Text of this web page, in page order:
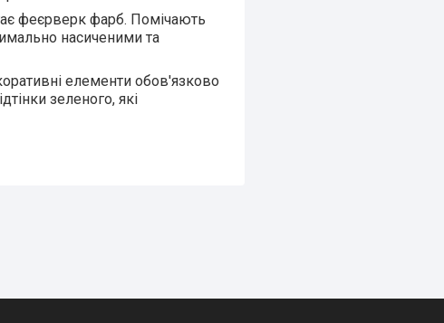
феєрверк фарб. Помічають
насиченими та
елементи обов'язково
зеленого, які